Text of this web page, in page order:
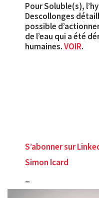
Pour Soluble(s),
Descollonges
possible
de l’eau qui a été
humaines.VOIR.
S’abonner sur
Simon Icard